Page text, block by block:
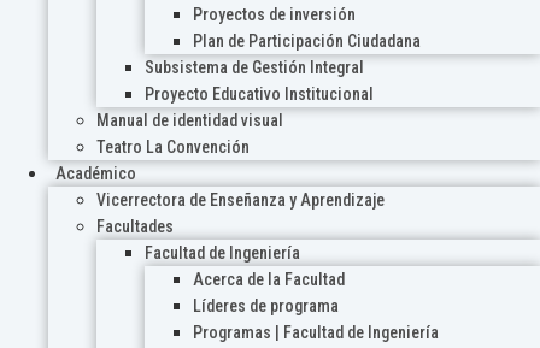
Proyectos de inversión
Plan de Participación Ciudadana
Subsistema de Gestión Integral
Proyecto Educativo Institucional
Manual de identidad visual
Teatro La Convención
Académico
Vicerrectora de Enseñanza y Aprendizaje
Facultades
Facultad de Ingeniería
Acerca de la Facultad
Líderes de programa
Programas | Facultad de Ingeniería